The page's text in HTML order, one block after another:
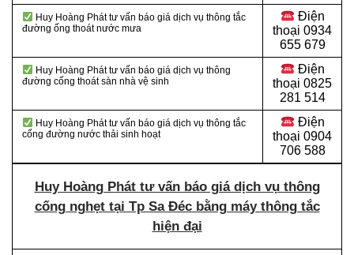
Huy Hoàng Phát tư vấn báo giá dịch vụ thông tắc
đường ống thoát nước mưa
Điện
thoại 0934
655 679
Huy Hoàng Phát tư vấn báo giá dịch vụ thông
đường cống thoát sàn nhà vệ sinh
Điện
thoại 0825
281 514
Huy Hoàng Phát tư vấn báo giá dịch vụ thông tắc
cống đường nước thải sinh hoạt
Điện
thoại 0904
706 588
Huy Hoàng Phát tư vấn báo giá dịch vụ thông
cống nghẹt tại Tp Sa Đéc bằng máy thông tắc
hiện đại